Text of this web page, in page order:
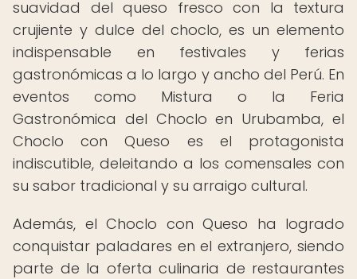
suavidad del queso fresco con la textura
crujiente y dulce del choclo, es un elemento
indispensable en festivales y ferias
gastronómicas a lo largo y ancho del Perú. En
eventos como Mistura o la Feria
Gastronómica del Choclo en Urubamba, el
Choclo con Queso es el protagonista
indiscutible, deleitando a los comensales con
su sabor tradicional y su arraigo cultural.
Además, el Choclo con Queso ha logrado
conquistar paladares en el extranjero, siendo
parte de la oferta culinaria de restaurantes